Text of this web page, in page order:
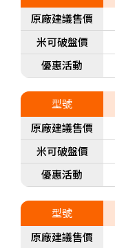
原廠建議售價
米可破盤價
優惠活動
型號
原廠建議售價
米可破盤價
優惠活動
型號
原廠建議售價